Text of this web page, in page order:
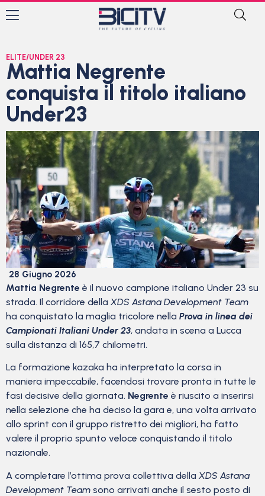
ELITE/UNDER 23
Mattia Negrente
conquista il titolo italiano
Under23
28 Giugno 2026
Mattia Negrente è il nuovo campione italiano Under 23 su
strada. Il corridore della XDS Astana Development Team
ha conquistato la maglia tricolore nella Prova in linea dei
Campionati Italiani Under 23, andata in scena a Lucca
sulla distanza di 165,7 chilometri.
La formazione kazaka ha interpretato la corsa in
maniera impeccabile, facendosi trovare pronta in tutte le
fasi decisive della giornata. Negrente è riuscito a inserirsi
nella selezione che ha deciso la gara e, una volta arrivato
allo sprint con il gruppo ristretto dei migliori, ha fatto
valere il proprio spunto veloce conquistando il titolo
nazionale.
A completare l’ottima prova collettiva della XDS Astana
Development Team sono arrivati anche il sesto posto di